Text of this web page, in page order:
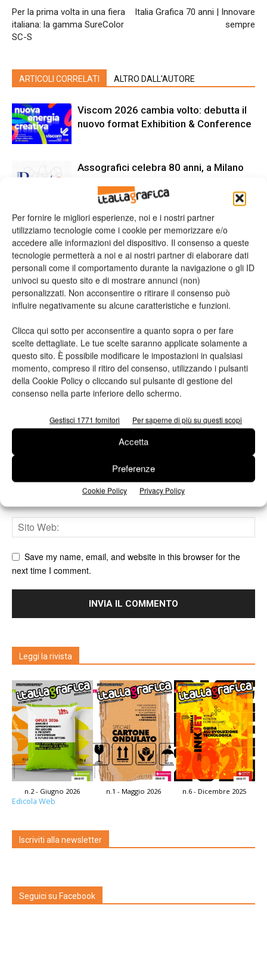
Per fornire le migliori esperienze, noi e i nostri partner
utilizziamo tecnologie come i cookie per memorizzare e/o
accedere alle informazioni del dispositivo. Il consenso a queste
tecnologie permetterà a noi e ai nostri partner di elaborare dati
personali come il comportamento durante la navigazione o gli ID
univoci su questo sito e di mostrare annunci (non)
personalizzati. Non acconsentire o ritirare il consenso può
influire negativamente su alcune caratteristiche e funzioni.
Clicca qui sotto per acconsentire a quanto sopra o per fare
scelte dettagliate. Le tue scelte saranno applicate solamente a
questo sito. È possibile modificare le impostazioni in qualsiasi
momento, compreso il ritiro del consenso, utilizzando i pulsanti
della Cookie Policy o cliccando sul pulsante di gestione del
consenso nella parte inferiore dello schermo.
Gestisci 1771 fornitori Per saperne di più su questi scopi
Accetta
Preferenze
Cookie Policy Privacy Policy
Per la prima volta in una fiera
italiana: la gamma SureColor
SC-S
Italia Grafica 70 anni | Innovare
sempre
ARTICOLI CORRELATI ALTRO DALL'AUTORE
Viscom 2026 cambia volto: debutta il
nuovo format Exhibition & Conference
Assografici celebra 80 anni, a Milano
filiera grafica e cartotecnica
Heidelberg punta su packaging,
digitale e nuove tecnologie: approvata
la strategia 2026
Save my name, email, and website in this browser for the
next time I comment.
Leggi la rivista
n.2 - Giugno 2026 n.1 - Maggio 2026 n.6 - Dicembre 2025
Edicola Web
Iscriviti alla newsletter
Seguici su Facebook